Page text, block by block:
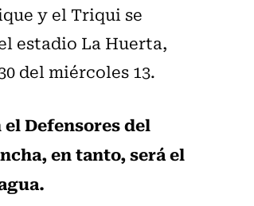
y el Triqui se
estadio La Huerta,
del miércoles 13.
Defensores del
en tanto, será el